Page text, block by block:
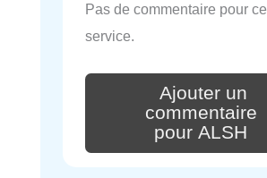
Pas de commentaire pour ce
service.
Ajouter un
commentaire
pour ALSH